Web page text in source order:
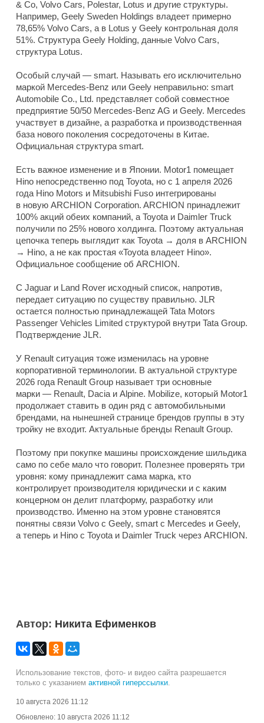
& Co, Volvo Cars, Polestar, Lotus и другие структуры.
Например, Geely Sweden Holdings владеет примерно
78,65% Volvo Cars, а в Lotus у Geely контрольная доля
51%. Структура Geely Holding, данные Volvo Cars,
структура Lotus.
Особый случай — smart. Называть его исключительно
маркой Mercedes-Benz или Geely неправильно: smart
Automobile Co., Ltd. представляет собой совместное
предприятие 50/50 Mercedes-Benz AG и Geely. Mercedes
участвует в дизайне, а разработка и производственная
база нового поколения сосредоточены в Китае.
Официальная структура smart.
Есть важное изменение и в Японии. Motor1 помещает
Hino непосредственно под Toyota, но с 1 апреля 2026
года Hino Motors и Mitsubishi Fuso интегрированы
в новую ARCHION Corporation. ARCHION принадлежит
100% акций обеих компаний, а Toyota и Daimler Truck
получили по 25% нового холдинга. Поэтому актуальная
цепочка теперь выглядит как Toyota → доля в ARCHION
→ Hino, а не как простая «Toyota владеет Hino».
Официальное сообщение об ARCHION.
С Jaguar и Land Rover исходный список, напротив,
передает ситуацию по существу правильно. JLR
остается полностью принадлежащей Tata Motors
Passenger Vehicles Limited структурой внутри Tata Group.
Подтверждение JLR.
У Renault ситуация тоже изменилась на уровне
корпоративной терминологии. В актуальной структуре
2026 года Renault Group называет три основные
марки — Renault, Dacia и Alpine. Mobilize, который Motor1
продолжает ставить в один ряд с автомобильными
брендами, на нынешней странице брендов группы в эту
тройку не входит. Актуальные бренды Renault Group.
Поэтому при покупке машины происхождение шильдика
само по себе мало что говорит. Полезнее проверять три
уровня: кому принадлежит сама марка, кто
контролирует производителя юридически и с каким
концерном он делит платформу, разработку или
производство. Именно на этом уровне становятся
понятны связи Volvo с Geely, smart с Mercedes и Geely,
а теперь и Hino с Toyota и Daimler Truck через ARCHION.
Автор: Никита Ефименков
Использование текстов, фото- и видео сайта разрешается
только с указанием активной гиперссылки.
10 августа 2026 11:12
Обновлено: 10 августа 2026 11:12